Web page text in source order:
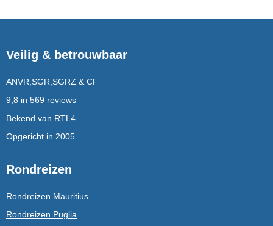
Veilig & betrouwbaar
ANVR,SGR,SGRZ & CF
9,8 in 569 reviews
Bekend van RTL4
Opgericht in 2005
Rondreizen
Rondreizen Mauritius
Rondreizen Puglia